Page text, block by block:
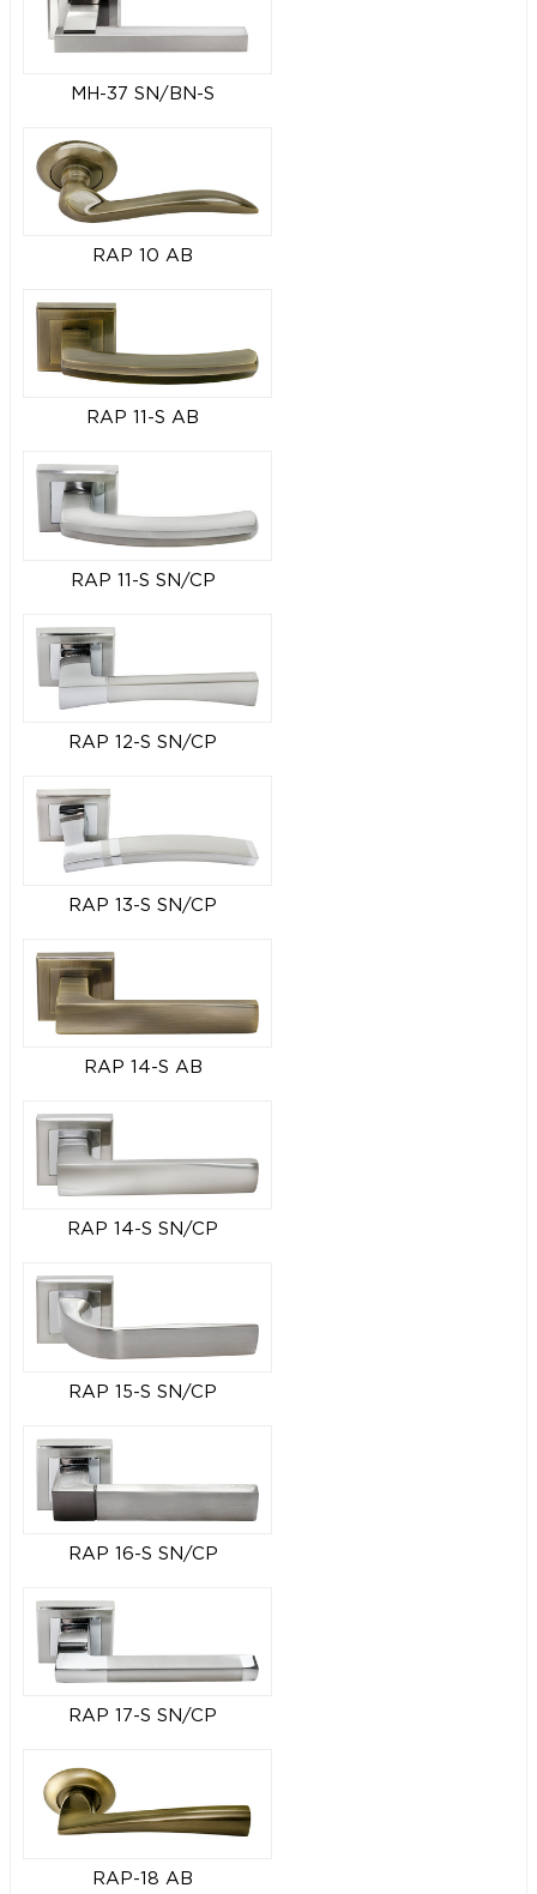
MH-37 SN/BN-S
RAP 10 AB
RAP 11-S AB
RAP 11-S SN/CP
RAP 12-S SN/CP
RAP 13-S SN/CP
RAP 14-S AB
RAP 14-S SN/CP
RAP 15-S SN/CP
RAP 16-S SN/CP
RAP 17-S SN/CP
RAP-18 AB